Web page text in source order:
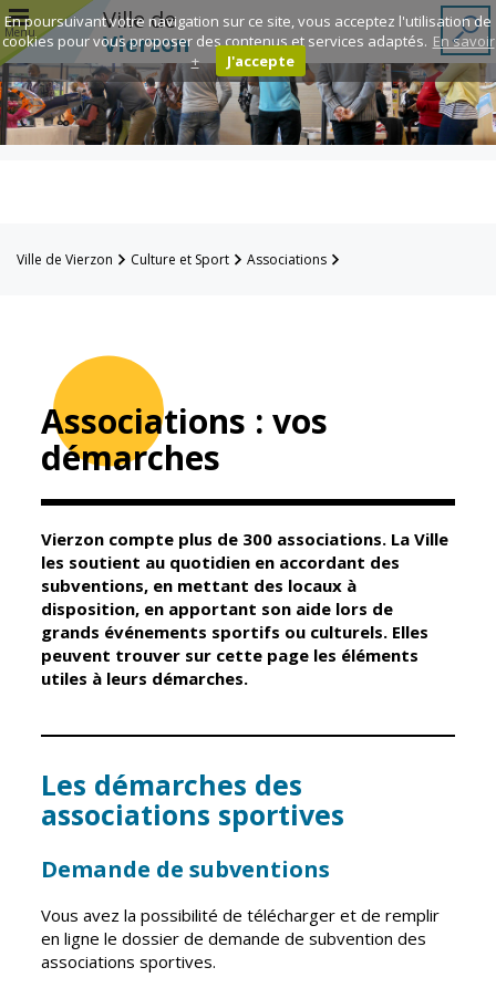
Menu
Ville de
Vierzon
Annuaire des
associations
Mairie
Élus
Conseil
Municipal
Services de la
Ville
publics
Cimetières
Titres
État civil
Élections
Jumelages
Guichet unique
Petite enfance
Relais petite
enfance
Scolarité
scolaires
et après classe
Réussite
éducative et
inclusion
Ville de Vierzon Culture et Sport Associations
Associations : vos
démarches
Vierzon compte plus de 300 associations. La Ville
les soutient au quotidien en accordant des
subventions, en mettant des locaux à
disposition, en apportant son aide lors de
grands événements sportifs ou culturels. Elles
peuvent trouver sur cette page les éléments
utiles à leurs démarches.
Les démarches des
associations sportives
Demande de subventions
Vous avez la possibilité de télécharger et de remplir
en ligne le dossier de demande de subvention des
associations sportives.
En poursuivant votre navigation sur ce site, vous acceptez l'utilisation de
cookies pour vous proposer des contenus et services adaptés. En savoir
+
J'accepte